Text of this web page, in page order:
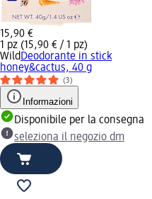
15,90 €
1 pz (15,90 € / 1 pz)
WildDeodorante in stick
honey&cactus, 40 g
(3)
Informazioni
Disponibile per la consegna
seleziona il negozio dm